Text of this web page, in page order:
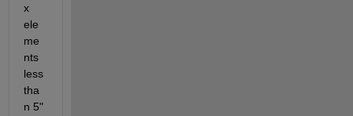
x
ele
me
nts
less
tha
n 5"